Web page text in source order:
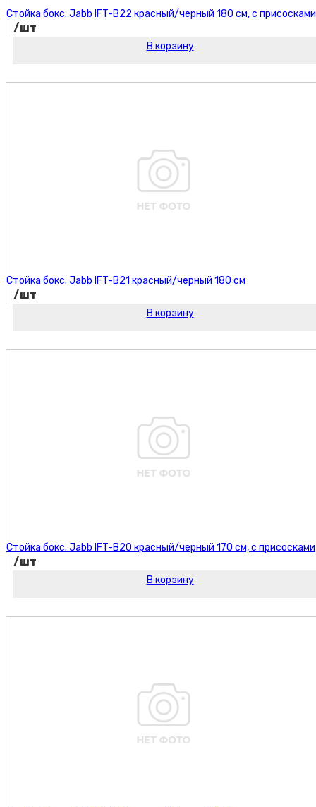
Стойка бокс. Jabb IFT-B22 красный/черный 180 см, с присосками
/шт
В корзину
Стойка бокс. Jabb IFT-B21 красный/черный 180 см
/шт
В корзину
Стойка бокс. Jabb IFT-B20 красный/черный 170 см, с присосками
/шт
В корзину